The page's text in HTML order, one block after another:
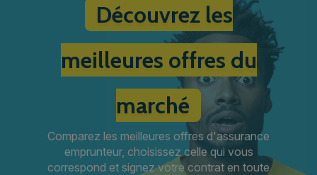
Découvrez les
meilleures offres du
marché
Comparez les meilleures offres d'assurance
emprunteur, choisissez celle qui vous
correspond et signez votre contrat en toute